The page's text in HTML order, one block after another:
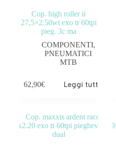
Cop. high roller ii
27,5×2.50wt exo tr 60tpi
pieg. 3c ma
COMPONENTI,
PNEUMATICI
MTB
62,90€ Leggi tutto